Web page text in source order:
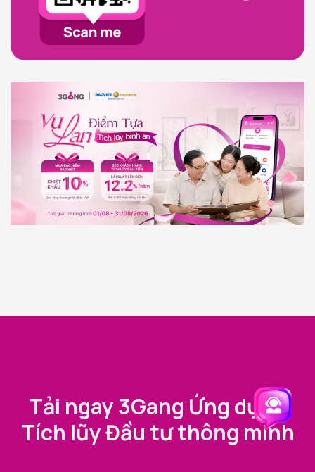
Trải nghiệm 3Gang
Trải nghiệm 3Gang
Tải ngay 3Gang Ứng dụng
Tích lũy Đầu tư thông minh